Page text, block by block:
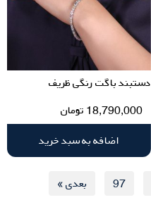
دستبند باگت رنگی ظریف
18,790,000 تومان
اضافه به سبد خرید
97 بعدی »